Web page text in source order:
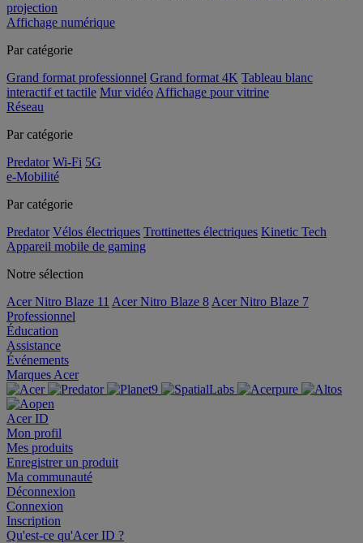
projection
Affichage numérique
Par catégorie
Grand format professionnel Grand format 4K Tableau blanc
interactif et tactile Mur vidéo Affichage pour vitrine
Réseau
Par catégorie
Predator Wi-Fi 5G
e-Mobilité
Par catégorie
Predator Vélos électriques Trottinettes électriques Kinetic Tech
Appareil mobile de gaming
Notre sélection
Acer Nitro Blaze 11 Acer Nitro Blaze 8 Acer Nitro Blaze 7
Professionnel
Éducation
Assistance
Événements
Marques Acer
Acer ID
Mon profil
Mes produits
Enregistrer un produit
Ma communauté
Déconnexion
Connexion
Inscription
Qu'est-ce qu'Acer ID ?